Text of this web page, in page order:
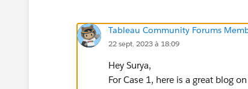
Tableau Community Forums
22 sept. 2023 à 18:09
Hey Surya,
For Case 1, here is a great blog